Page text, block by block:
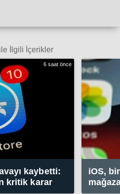
ile İlgili İçerikler
6 saat önce
kaybetti:
kritik karar
iOS,